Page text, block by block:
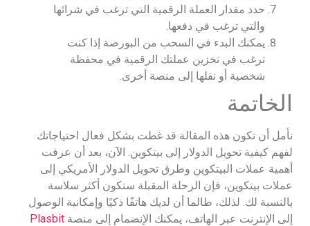
حدد مقدار العملة الرقمية التي ترغب في شرائها
والتي ترغب في دفعها.
يمكنك البدء في السحب من البورصة إذا كنت
ترغب في تخزين عملتك الرقمية في محفظة
شخصية أو نقلها إلى منصة أخرى.
الخاتمة
نأمل أن تكون هذه المقالة قد غطت بشكل فعال احتياجاتك
لفهم كيفية تحويل الدولار إلى بيتكوين. الآن، بعد أن عرفت
أهمية عملات البيتكوين وطرق تحويل الدولار الأمريكي إلى
عملات بيتكوين، فإن الرحلة المقبلة ستكون أكثر سلاسة
بالنسبة لك. لذلك، طالما أن لديك هاتفًا ذكيًا وإمكانية الوصول
إلى الإنترنت عبر الهاتف، يمكنك الإنضمام إلى منصة Plasbit